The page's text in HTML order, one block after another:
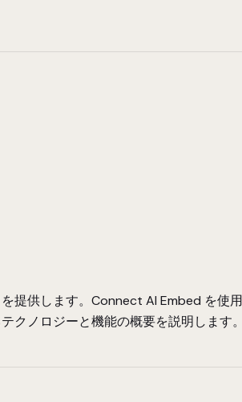
供します。Connect AI Embed を使
クノロジーと機能の概要を説明します。